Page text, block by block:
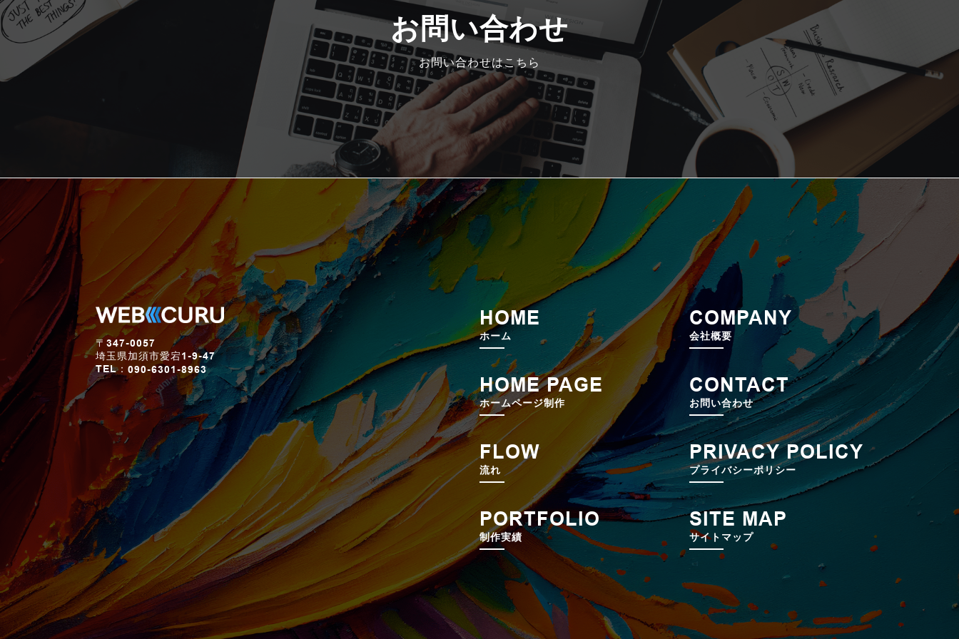
お問い合わせ
お問い合わせはこちら
〒347-0057
埼玉県加須市愛宕1-9-47
TEL：090-6301-8963
HOME
ホーム
HOME PAGE
ホームページ制作
FLOW
流れ
PORTFOLIO
制作実績
COMPANY
会社概要
CONTACT
お問い合わせ
PRIVACY POLICY
プライバシーポリシー
SITE MAP
サイトマップ